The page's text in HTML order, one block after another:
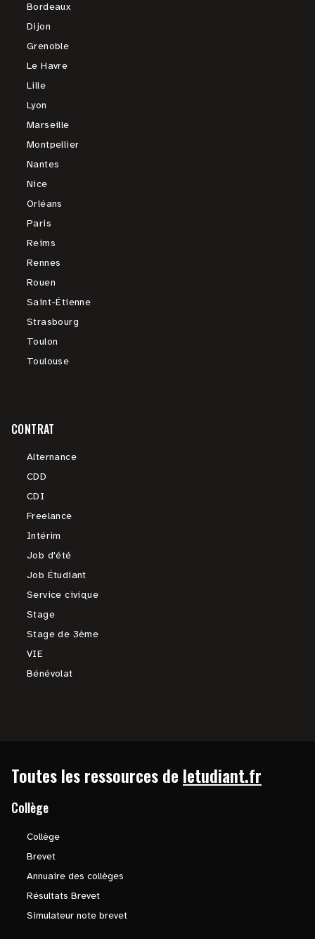
Bordeaux
Dijon
Grenoble
Le Havre
Lille
Lyon
Marseille
Montpellier
Nantes
Nice
Orléans
Paris
Reims
Rennes
Rouen
Saint-Étienne
Strasbourg
Toulon
Toulouse
CONTRAT
Alternance
CDD
CDI
Freelance
Intérim
Job d'été
Job Étudiant
Service civique
Stage
Stage de 3ème
VIE
Bénévolat
Toutes les ressources de letudiant.fr
Collège
Collège
Brevet
Annuaire des collèges
Résultats Brevet
Simulateur note brevet